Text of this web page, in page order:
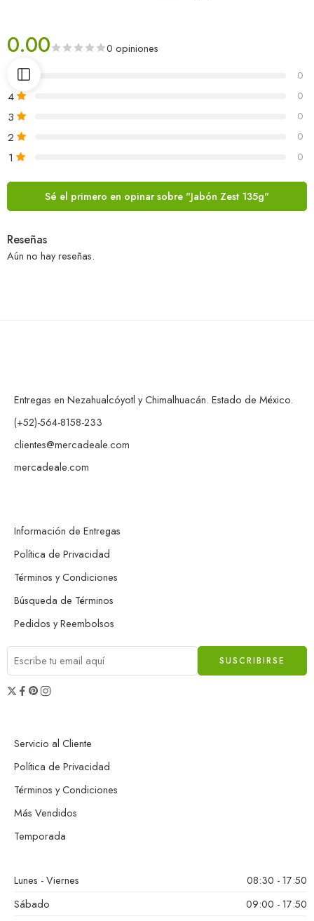
0.00 0 opiniones
0
4 0
3 0
2 0
1 0
Sé el primero en opinar sobre "Jabón Zest 135g"
Reseñas
Aún no hay reseñas.
Entregas en Nezahualcóyotl y Chimalhuacán. Estado de México.
(+52)-564-8158-233
clientes@mercadeale.com
mercadeale.com
Información de Entregas
Política de Privacidad
Términos y Condiciones
Búsqueda de Términos
Pedidos y Reembolsos
Servicio al Cliente
Política de Privacidad
Términos y Condiciones
Más Vendidos
Temporada
Lunes - Viernes
08:30 - 17:50
Sábado
09:00 - 17:50